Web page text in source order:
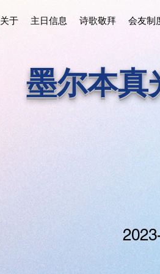
关于 主日信息 诗歌敬拜 会友制
墨尔本真